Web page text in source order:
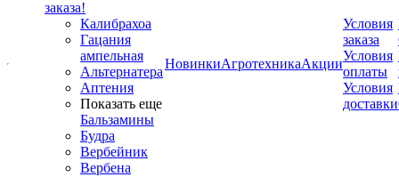
заказа!
Калибрахоа
Гацания
ампельная
Альтернатера
Аптения
Показать еще
Бальзамины
Будра
Вербейник
Вербена
НовинкиАгротехникаАкции
Условия
заказа
Условия
оплаты
Условия
доставки